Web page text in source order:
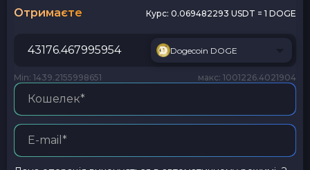
Отримаєте Курс: 0.069482293 USDT = 1 DOGE
Dogecoin DOGE
Min: 1439.2155998651 макс: 1001226.4021904